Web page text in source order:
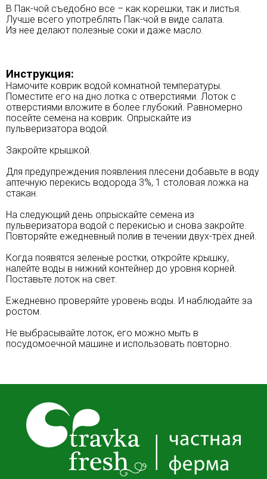
В Пак-чой съедобно все – как корешки, так и листья.
Лучше всего употреблять Пак-чой в виде салата.
Из нее делают полезные соки и даже масло.
Инструкция:
Намочите коврик водой комнатной температуры.
Поместите его на дно лотка с отверстиями. Лоток с
отверстиями вложите в более глубокий. Равномерно
посейте семена на коврик. Опрыскайте из
пульверизатора водой.
Закройте крышкой.
Для предупреждения появления плесени добавьте в воду
аптечную перекись водорода 3%, 1 столовая ложка на
стакан.
На следующий день опрыскайте семена из
пульверизатора водой c перекисью и снова закройте.
Повторяйте ежедневный полив в течении двух-трёх дней.
Когда появятся зеленые ростки, откройте крышку,
налейте воды в нижний контейнер до уровня корней.
Поставьте лоток на свет.
Ежедневно проверяйте уровень воды. И наблюдайте за
ростом.
Не выбрасывайте лоток, его можно мыть в
посудомоечной машине и использовать повторно.